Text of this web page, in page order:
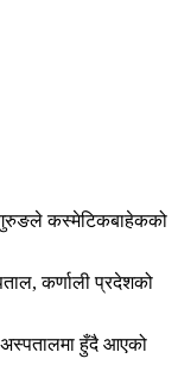
गुरुङले कस्मेटिकबाहेकको
कर्णाली प्रदेशको
अस्पतालमा हुँदै आएको